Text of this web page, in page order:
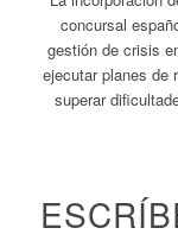
concursal
gestión de crisis
ejecutar planes de
superar